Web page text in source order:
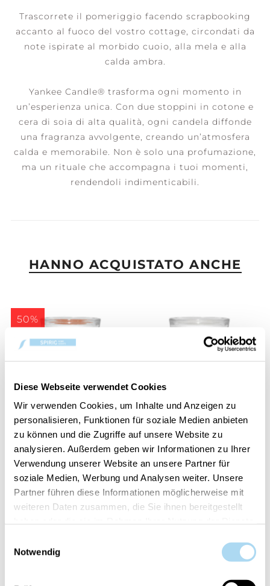
Diese Webseite verwendet Cookies
Wir verwenden Cookies, um Inhalte und Anzeigen zu
personalisieren, Funktionen für soziale Medien anbieten
zu können und die Zugriffe auf unsere Website zu
analysieren. Außerdem geben wir Informationen zu Ihrer
Verwendung unserer Website an unsere Partner für
soziale Medien, Werbung und Analysen weiter. Unsere
Partner führen diese Informationen möglicherweise mit
weiteren Daten zusammen, die Sie ihnen bereitgestellt
Notwendig
Trascorrete il pomeriggio facendo scrapbooking
accanto al fuoco del vostro cottage, circondati da
note ispirate al morbido cuoio, alla mela e alla
calda ambra.
Yankee Candle® trasforma ogni momento in
un’esperienza unica. Con due stoppini in cotone e
cera di soia di alta qualità, ogni candela diffonde
una fragranza avvolgente, creando un’atmosfera
calda e memorabile. Non è solo una profumazione,
ma un rituale che accompagna i tuoi momenti,
rendendoli indimenticabili.
HANNO ACQUISTATO ANCHE
50%
Pumpkin Cinnamon
Swirl Signature Medium
Jar
CHF 29.90
CHF 14.95
Woodland Weekend
Memories Signature
Medium Jar
CHF 29.90